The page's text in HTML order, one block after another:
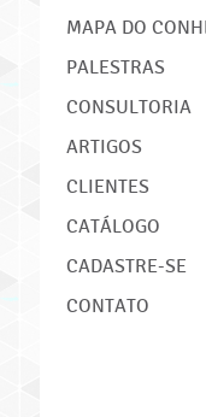
MAPA DO
PALESTRAS
CONSULTORIA
ARTIGOS
CLIENTES
CATÁLOGO
CADASTRE-SE
CONTATO